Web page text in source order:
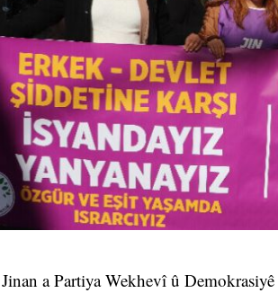
a Partiya Wekhevî û